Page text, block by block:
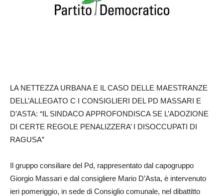
LA NETTEZZA URBANA E IL CASO DELLE MAESTRANZE
DELL’ALLEGATO C I CONSIGLIERI DEL PD MASSARI E
D’ASTA: “IL SINDACO APPROFONDISCA SE L’ADOZIONE
DI CERTE REGOLE PENALIZZERA’ I DISOCCUPATI DI
RAGUSA”
Il gruppo consiliare del Pd, rappresentato dal capogruppo
Giorgio Massari e dal consigliere Mario D’Asta, è intervenuto
ieri pomeriggio, in sede di Consiglio comunale, nel dibattitto